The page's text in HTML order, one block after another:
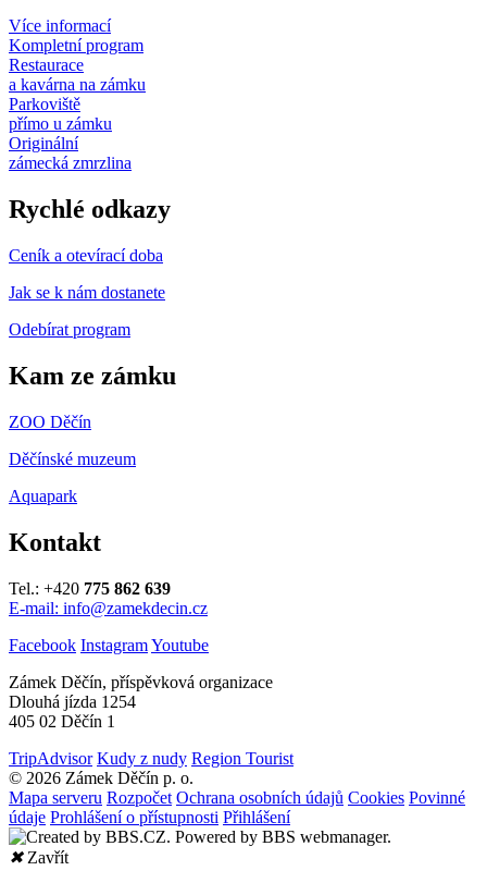
Více informací
Kompletní program
Restaurace
a kavárna na zámku
Parkoviště
přímo u zámku
Originální
zámecká zmrzlina
Rychlé odkazy
Ceník a otevírací doba
Jak se k nám dostanete
Odebírat program
Kam ze zámku
ZOO Děčín
Děčínské muzeum
Aquapark
Kontakt
Tel.: +420 775 862 639
E-mail: info@zamekdecin.cz
Facebook InstagramYoutube
Zámek Děčín, příspěvková organizace
Dlouhá jízda 1254
405 02 Děčín 1
TripAdvisor Kudy z nudy Region Tourist
© 2026 Zámek Děčín p. o.
Mapa serveru Rozpočet Ochrana osobních údajů Cookies Povinné
údaje Prohlášení o přístupnosti Přihlášení
✖Zavřít